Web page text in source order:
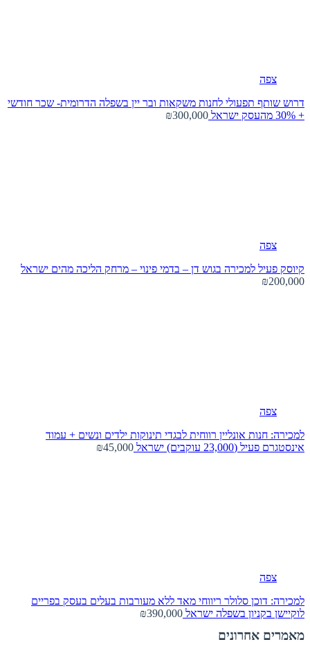
צפה
דרוש שותף תפעולי לחנות משקאות ובר יין בשפלה הדרומית- שכר חודשי
+ 30% מהעסק
ישראל ₪300,000
צפה
קיוסק פעיל למכירה בגוש דן – בדמי פינוי – מרחק הליכה מהים ישראל
₪200,000
צפה
למכירה: חנות אונליין רווחית לבגדי תינוקות ילדים ונשים + עמוד
אינסטגרם פעיל (23,000 עוקבים)
ישראל ₪45,000
צפה
למכירה: דוכן סלולר ריווחי מאד ללא מעורבות בעלים בעסק בפריים
לוקיישן בקניון בשפלה ישראל ₪390,000
מאמרים אחרונים